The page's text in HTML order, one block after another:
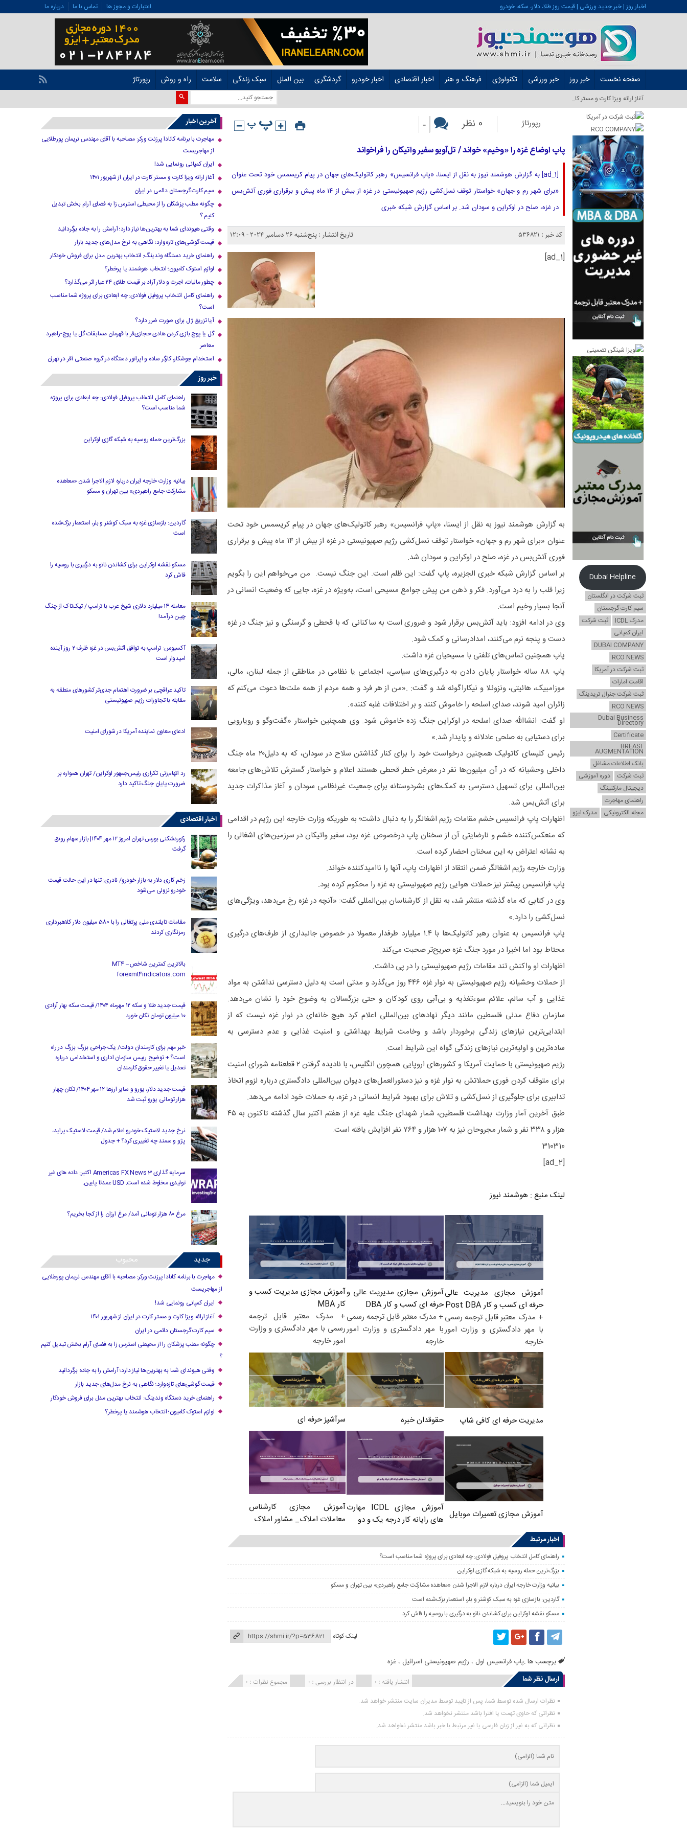
اخبار روز | خبر جدید ورزشی | قیمت روز طلا، دلار، سکه، خودرو اعتبارات و مجوز ها تماس با ما درباره ما
صفحه نخست خبر روز خبر ورزشی تکنولوژی فرهنگ و هنر اخبار اقتصادی اخبار خودرو گردشگری بین الملل سبک زندگی سلامت راه و روش رپورتاژ
آغاز ارائه ویزا کارت و مستر کارت در ایران از شه_
رپورتاژ 0 نظر -
پاپ اوضاع غزه را «وخیم» خواند / تل‌آویو سفیر واتیکان را فراخواند
[ad_1] به گزارش هوشمند نیوز به نقل از ایسنا، «پاپ فرانسیس» رهبر کاتولیک‌های جهان در پیام کریسمس خود تحت عنوان
«برای شهر رم و جهان» خواستار توقف نسل‌کشی رژیم صهیونیستی در غزه از بیش از ۱۴ ماه پیش و برقراری فوری آتش‌بس
در غزه، صلح در اوکراین و سودان شد. بر اساس گزارش شبکه خبری
کد خبر : 536821 تاریخ انتشار : پنج‌شنبه 26 دسامبر 2024 - 12:09
[ad_1]
به گزارش هوشمند نیوز به نقل از ایسنا، «پاپ فرانسیس» رهبر کاتولیک‌های جهان در پیام کریسمس خود تحت
عنوان «برای شهر رم و جهان» خواستار توقف نسل‌کشی رژیم صهیونیستی در غزه از بیش از ۱۴ ماه پیش و برقراری
فوری آتش‌بس در غزه، صلح در اوکراین و سودان شد.
بر اساس گزارش شبکه خبری الجزیره، پاپ گفت: این ظلم است. این جنگ نیست. من می‌خواهم این را بگویم
زیرا قلب را به درد می‌آورد. فکر و ذهن من پیش جوامع مسیحی است، به‌ویژه در غزه، جایی که وضعیت انسانی در
آنجا بسیار وخیم است.
وی در ادامه افزود: باید آتش‌بس برقرار شود و ضروری است به ساکنانی که با قحطی و گرسنگی و نیز جنگ در غزه
دست و پنجه نرم می‌کنند، امدادرسانی و کمک شود.
پاپ همچنین تماس‌های تلفنی با مسیحیان غزه داشت.
پاپ ۸۸ ساله خواستار پایان دادن به درگیری‌های سیاسی، اجتماعی یا نظامی در مناطقی از جمله لبنان، مالی،
موزامبیک، هائیتی، ونزوئلا و نیکاراگوئه شد و گفت: .«من از هر فرد و همه مردم از همه ملت‌ها دعوت می‌کنم که
زائران امید شوند، صدای اسلحه را خاموش کنند و بر اختلافات غلبه کنند».
او گفت: انشاالله صدای اسلحه در اوکراین جنگ زده خاموش شود. وی همچنین خواستار «گفت‌وگو و رویارویی
برای دستیابی به صلحی عادلانه و پایدار شد.»
رئیس کلیسای کاتولیک همچنین درخواست خود را برای کنار گذاشتن سلاح در سودان، که به دلیل۲۰ ماه جنگ
داخلی وحشیانه که در آن میلیون‌ها نفر در معرض خطر قحطی هستند اعلام و خواستار گسترش تلاش‌های جامعه
بین‌المللی برای تسهیل دسترسی به کمک‌های بشردوستانه برای جمعیت غیرنظامی سودان و آغاز مذاکرات جدید
برای آتش‌بس شد.
اظهارات پاپ فرانسیس خشم مقامات رژیم اشغالگر را به دنبال داشت؛ به طوریکه وزارت خارجه این رژیم در اقدامی
که منعکس‌کننده خشم و نارضایتی آن از سخنان پاپ درخصوص غزه بود، سفیر واتیکان در سرزمین‌های اشغالی را
به نشانه اعتراض به این سخنان احضار کرده است.
وزارت خارجه رژیم اشغالگر ضمن انتقاد از اظهارات پاپ، آنها را ناامیدکننده خواند.
پاپ فرانسیس پیشتر نیز حملات هوایی رژیم صهیونیستی به غزه را محکوم کرده بود.
وی در کتابی که ماه گذشته منتشر شد، به نقل از کارشناسان بین‌المللی گفت: «آنچه در غزه رخ می‌دهد، ویژگی‌های
نسل‌کشی را دارد.»
پاپ فرانسیس به عنوان رهبر کاتولیک‌ها با ۱.۴ میلیارد طرفدار معمولا در خصوص جانبداری از طرف‌های درگیری
محتاط بود اما اخیرا در مورد جنگ غزه صریح‌تر صحبت می‌کند.
اظهارات او واکنش تند مقامات رژیم صهیونیستی را در پی داشت.
از حملات وحشیانه رژیم صهیونیستی به نوار غزه ۴۴۶ روز می‌گذرد و مدتی است به دلیل دسترسی نداشتن به مواد
غذایی و آب سالم، علائم سوءتغذیه و بی‌آبی روی کودکان و حتی بزرگسالان به وضوح خود را نشان می‌دهد.
سازمان دفاع مدنی فلسطین مانند دیگر نهادهای بین‌المللی اعلام کرد هیچ خانه‌ای در نوار غزه نیست که از
ابتدایی‌ترین نیازهای زندگی برخوردار باشد و وخامت شرایط بهداشتی و امنیت غذایی و عدم دسترسی به
ساده‌ترین و اولیه‌ترین نیازهای زندگی گواه این شرایط است.
رژیم صهیونیستی با حمایت آمریکا و کشورهای اروپایی همچون انگلیس، با نادیده گرفتن ۲ قطعنامه شورای امنیت
برای متوقف کردن فوری حملاتش به نوار غزه و نیز دستورالعمل‌های دیوان بین‌المللی دادگستری درباره لزوم اتخاذ
تدابیری برای جلوگیری از نسل‌کشی و تلاش برای بهبود شرایط انسانی در غزه، به حملات خود ادامه می‌دهد.
طبق آخرین آمار وزارت بهداشت فلسطین، شمار شهدای جنگ علیه غزه از هفتم اکتبر سال گذشته تاکنون به ۴۵
هزار و ۳۳۸ نفر و شمار مجروحان نیز به ۱۰۷ هزار و ۷۶۴ نفر افزایش یافته است.
310310
[ad_2]
لینک منبع : هوشمند نیوز
آموزش مجازی مدیریت عالی
حرفه ای کسب و کار Post DBA
+ مدرک معتبر قابل ترجمه رسمی
با مهر دادگستری و وزارت امور
خارجه
آموزش مجازی مدیریت عالی و
حرفه ای کسب و کار DBA
+ مدرک معتبر قابل ترجمه رسمی
با مهر دادگستری و وزارت امور
خارجه
آموزش مجازی مدیریت کسب و
کار MBA
+ مدرک معتبر قابل ترجمه
رسمی با مهر دادگستری و وزارت
امور خارجه
مدیریت حرفه ای کافی شاپ حقوقدان خبره سرآشپز حرفه ای
آموزش مجازی تعمیرات موبایل
آموزش مجازی ICDL مهارت
های رایانه کار درجه یک و دو
آموزش مجازی کارشناس
معاملات املاک_ مشاور املاک
اخبار مرتبط
راهنمای کامل انتخاب پروفیل فولادی: چه ابعادی برای پروژه شما مناسب است؟
بزرگ‌ترین حمله روسیه به شبکه گازی اوکراین
بیانیه وزارت خارجه ایران درباره لازم‌ الاجرا شدن «معاهده مشارکت جامع راهبردی» بین تهران و مسکو
گاردین: بازسازی غزه به سبک کوشنر و بلر، استعمار بزک‌شده است
مسکو نقشه اوکراین برای کشاندن ناتو به درگیری با روسیه را فاش کرد
لینک کوتاه
برچسب ها :پاپ فرانسیس اول ، رژیم صهیونیستی اسرائیل ،غزه
ارسال نظر شما
مجموع نظرات : 0 در انتظار بررسی : 0 انتشار یافته : 0
نظرات ارسال شده توسط شما، پس از تایید توسط مدیران سایت منتشر خواهد شد.
نظراتی که حاوی تهمت یا افترا باشد منتشر نخواهد شد.
نظراتی که به غیر از زبان فارسی یا غیر مرتبط با خبر باشد منتشر نخواهد شد.
Dubai Helpline
ثبت شرکت در انگلستان
سیم کارت گرجستان
مدرک ICDL
ثبت شرکت
ایران کمپانی
DUBAI COMPANY
RCO NEWS
ثبت شرکت در آمریکا
اقامت امارات
ثبت شرکت جنرال تریدینگ
RCO NEWS
Dubai Business
Directory
Certificate
BREAST
AUGMENTATION
بانک اطلاعات مشاغل
ثبت شرکت
دوره آموزشی
دیجیتال مارکتینگ
راهنمای مهاجرت
مجله الکترونیکی
مدرک ایزو
آخرین اخبار
مهاجرت با برنامه کانادا پرزنت ورکر: مصاحبه با آقای مهندس نریمان پورطلایی
از مهاجریست
ایران کمپانی رونمایی شد!
آغاز ارائه ویزا کارت و مستر کارت در ایران از شهریور ۱۴۰۱
سیم کارت گرجستان دائمی در ایران
چگونه مطب پزشکان را از محیطی استرس زا به فضای آرام بخش تبدیل
کنیم ؟
وقتی هیوندای شما به بهترین‌ها نیاز دارد؛ آرامش را به جاده برگردانید
قیمت گوشی‌های تازه‌وارد؛ نگاهی به نرخ مدل‌های جدید بازار
راهنمای خرید دستگاه وندینگ: انتخاب بهترین مدل برای فروش خودکار
لوازم استوک کامیون؛ انتخاب هوشمند یا پرخطر؟
چطور مالیات، اجرت و دلار آزاد بر قیمت طلای ۲۴ عیار اثر می‌گذارد؟
راهنمای کامل انتخاب پروفیل فولادی: چه ابعادی برای پروژه شما مناسب
است؟
آیا تزریق ژل برای صورت ضرر دارد​؟
گل یا پوچ بازی کردن هادی حجازی‌فر با قهرمان مسابقات گل یا پوچ-راهبرد
معاصر
استخدام جوشکار، کارگر ساده و اپراتور دستگاه در گروه صنعتی آفر در تهران
خبر روز
راهنمای کامل انتخاب پروفیل فولادی: چه ابعادی برای پروژه
شما مناسب است؟
بزرگ‌ترین حمله روسیه به شبکه گازی اوکراین
بیانیه وزارت خارجه ایران درباره لازم‌ الاجرا شدن «معاهده
مشارکت جامع راهبردی» بین تهران و مسکو
گاردین: بازسازی غزه به سبک کوشنر و بلر، استعمار بزک‌شده
است
مسکو نقشه اوکراین برای کشاندن ناتو به درگیری با روسیه را
فاش کرد
معامله ۱۴ میلیارد دلاری شیخ عرب با ترامپ / تیک‌تاک از چنگ
چین درآمد!
آکسیوس: ترامپ به توافق آتش‌بس در غزه ظرف ۲ روز آینده
امیدوار است
تاکید عراقچی بر ضرورت اهتمام جدی‌تر کشورهای منطقه به
مقابله با تجاوزات رژیم صهیونیستی
ادعای معاون نماینده آمریکا در شورای امنیت
رد اتهام‌زنی تکراری رئیس‌جمهور اوکراین/ تهران همواره بر
ضرورت پایان جنگ تاکید دارد
اخبار اقتصادی
رکوردشکنی بورس تهران امروز ۱۲ مهر ۱۴۰۴| بازار سهام رونق
گرفت
زخم کاری دلار به بازار خودرو/ نادری: تنها در این حالت قیمت
خودرو نزولی می‌شود
مقامات تایلندی ملی پرتغالی را با 580 میلیون دلار کلاهبرداری
رمزنگاری کردند
بالاترین کمترین شاخص MT4 –
forexmt4indicators.com
قیمت جدید طلا و سکه ۱۲ مهرماه ۱۴۰۴/ قیمت سکه بهار آزادی
۱۰ میلیون تومان تکان خورد
خبر مهم برای کارمندان دولت/ یک جراحی بزرگ بزرگ در راه
است؟ + توضیح رییس سازمان اداری و استخدامی درباره
تعدیل یا تغییر حقوق کارمندان
قیمت جدید دلار، یورو و سایر ارزها ۱۲ مهر ۱۴۰۴/ تکان چهار
هزار تومانی یورو ثبت شد
نرخ جدید لاستیک خودرو اعلام شد/ قیمت لاستیک پراید،
پژو و سمند چه تغییری کرد؟ + جدول
سرمایه گذاری Americas FX News 3 اکتبر: داده های غیر
تولیدی مخلوط شده است. USD عمدتا پایین.
مرغ ۸۰ هزار تومانی آمد/ مرغ ارزان را از کجا بخریم؟
جدید محبوب
مهاجرت با برنامه کانادا پرزنت ورکر: مصاحبه با آقای مهندس نریمان پورطلایی
از مهاجریست
ایران کمپانی رونمایی شد!
آغاز ارائه ویزا کارت و مستر کارت در ایران از شهریور ۱۴۰۱
سیم کارت گرجستان دائمی در ایران
چگونه مطب پزشکان را از محیطی استرس زا به فضای آرام بخش تبدیل کنیم
؟
وقتی هیوندای شما به بهترین‌ها نیاز دارد؛ آرامش را به جاده برگردانید
قیمت گوشی‌های تازه‌وارد؛ نگاهی به نرخ مدل‌های جدید بازار
راهنمای خرید دستگاه وندینگ: انتخاب بهترین مدل برای فروش خودکار
لوازم استوک کامیون؛ انتخاب هوشمند یا پرخطر؟